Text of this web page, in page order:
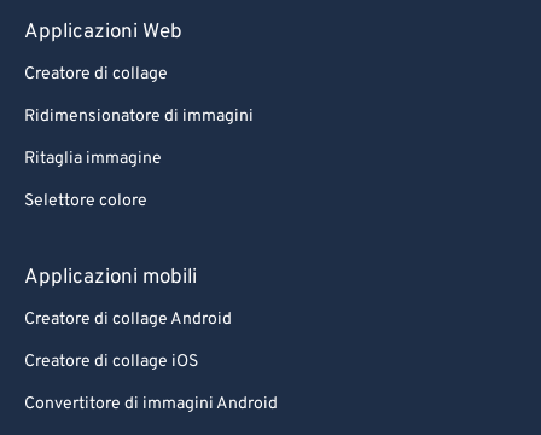
Applicazioni Web
Creatore di collage
Ridimensionatore di immagini
Ritaglia immagine
Selettore colore
Applicazioni mobili
Creatore di collage Android
Creatore di collage iOS
Convertitore di immagini Android